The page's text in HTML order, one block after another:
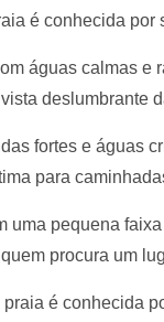
é conhecida por
águas calmas e
deslumbrante
fortes e águas
para
uma pequena
procura um
praia é conhecida